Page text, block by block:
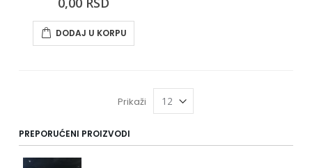
DODAJ U KORPU
Prikaži
PREPORUĆENI PROIZVODI